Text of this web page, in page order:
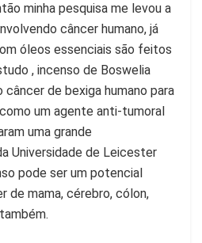
minha pesquisa me levou a
câncer humano, já
óleos essenciais são feitos
, incenso de Boswelia
de bexiga humano para
um agente anti-tumoral
uma grande
Universidade de Leicester
pode ser um potencial
de mama, cérebro, cólon,